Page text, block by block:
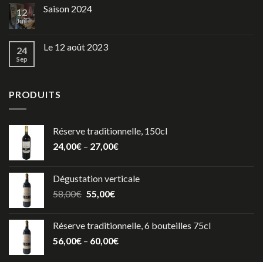
12
Juil
Saison 2024
24
Sep
Le 12 août 2023
PRODUITS
Réserve traditionnelle, 150cl
24,00€ – 27,00€
Dégustation verticale
58,00€ 55,00€
Réserve traditionnelle, 6 bouteilles 75cl
56,00€ – 60,00€